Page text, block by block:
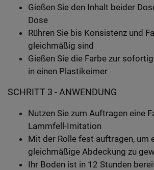
Gießen Sie den Inhalt beider
Dose
Rühren Sie bis Konsistenz und
gleichmäßig sind
Gießen Sie die Farbe zur
in einen Plastikeimer
SCHRITT 3 - ANWENDUNG
Nutzen Sie zum Auftragen eine
Lammfell-Imitation
Mit der Rolle fest auftragen, um
gleichmäßige Abdeckung zu
Ihr Boden ist in 12 Stunden